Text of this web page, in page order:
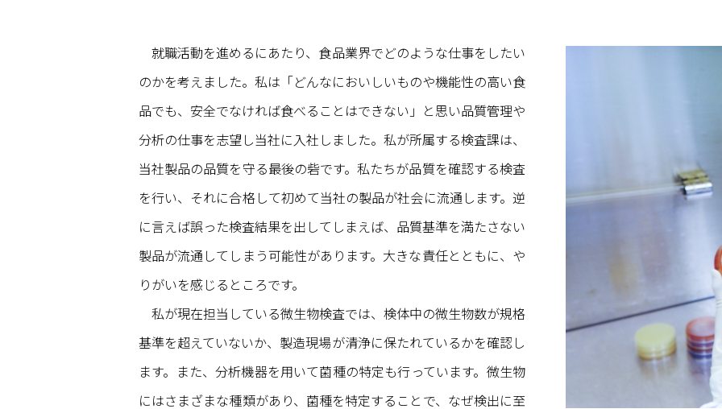
就職活動を進めるにあたり、食品業界でどのような仕事をしたい
のかを考えました。私は「どんなにおいしいものや機能性の高い食
品でも、安全でなければ食べることはできない」と思い品質管理や
分析の仕事を志望し当社に入社しました。私が所属する検査課は、
当社製品の品質を守る最後の砦です。私たちが品質を確認する検査
を行い、それに合格して初めて当社の製品が社会に流通します。逆
に言えば誤った検査結果を出してしまえば、品質基準を満たさない
製品が流通してしまう可能性があります。大きな責任とともに、や
りがいを感じるところです。
私が現在担当している微生物検査では、検体中の微生物数が規格
基準を超えていないか、製造現場が清浄に保たれているかを確認し
ます。また、分析機器を用いて菌種の特定も行っています。微生物
にはさまざまな種類があり、菌種を特定することで、なぜ検出に至